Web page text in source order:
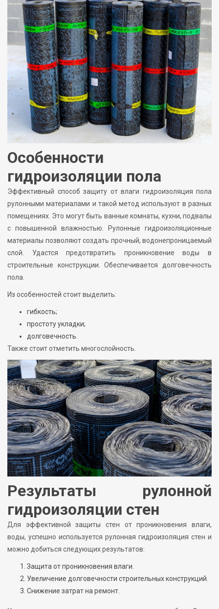
Особенности
гидроизоляции пола
Эффективный способ защиту от влаги гидроизоляция пола
рулонными материалами и такой метод используют в разных
помещениях. Это могут быть ванные комнаты, кухни, подвалы
с повышенной влажностью. Рулонные гидроизоляционные
материалы позволяют создать прочный, водонепроницаемый
слой. Удастся предотвратить проникновение воды в
строительные конструкции. Обеспечивается долговечность
пола.
Из особенностей стоит выделить:
гибкость;
простоту укладки;
долговечность.
Также стоит отметить многослойность.
Результаты рулонной
гидроизоляции стен
Для эффективной защиты стен от проникновения влаги,
воды, успешно используется рулонная гидроизоляция стен и
можно добиться следующих результатов:
Защита от проникновения влаги.
Увеличение долговечности строительных конструкций.
Снижение затрат на ремонт.